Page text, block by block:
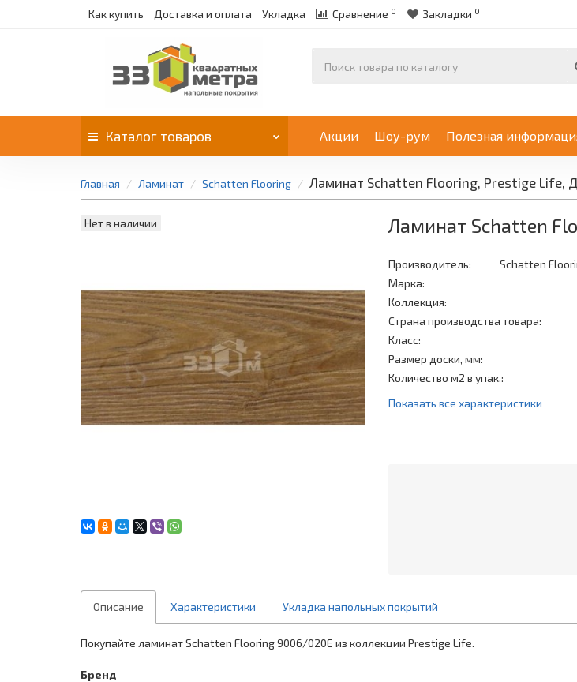
Как купить Доставка и оплата Укладка Сравнение 0 Закладки 0
Каталог товаров Акции Шоу-рум Полезная
Главная Ламинат Schatten Flooring Ламинат Schatten Flooring, Prestige Life,
Нет в наличии Ламинат Schatten
Производитель:
Schatten
Марка:
Коллекция:
Страна производства товара:
Класс:
Размер доски, мм:
Количество м2 в упак.:
Показать все характеристики
Описание Характеристики Укладка напольных покрытий
Покупайте ламинат Schatten Flooring 9006/020E из коллекции Prestige Life.
Бренд